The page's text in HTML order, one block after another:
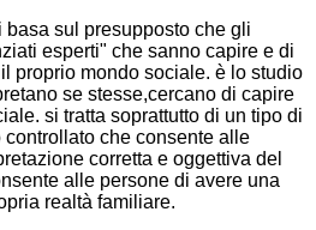
sul presupposto che gli
esperti" che sanno capire e di
proprio mondo sociale. è lo studio
se stesse,cercano di capire
si tratta soprattutto di un tipo di
che consente alle
corretta e oggettiva del
alle persone di avere una
realtà familiare.